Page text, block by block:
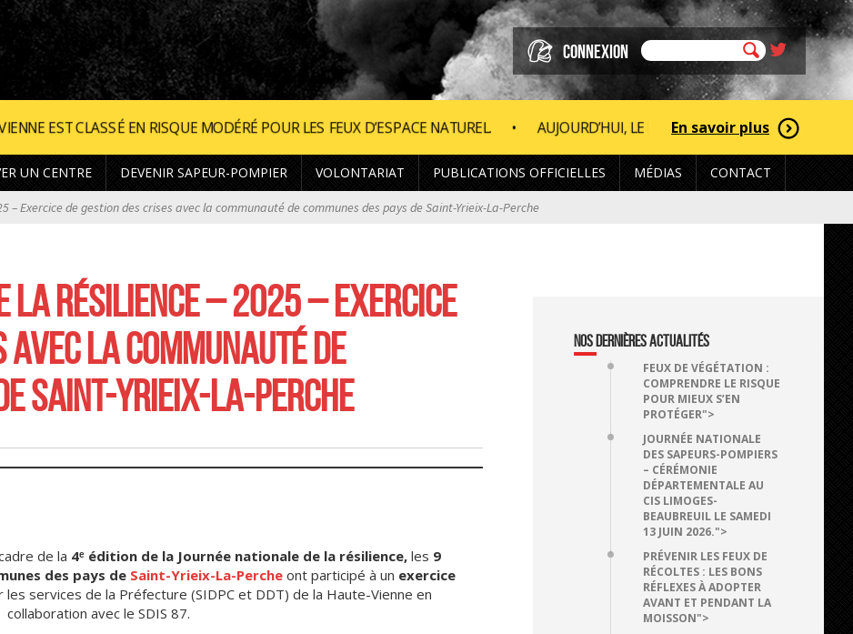
CONNEXION
RISQUE MODÉRÉ POUR LES FEUX D’ESPACE NATUREL. •AUJOURD’HUI, LE DÉPARTEMENT DE LA HAUTE-VIENNE EST CLASSÉ
En savoir plus
UN CENTRE DEVENIR SAPEUR-POMPIER VOLONTARIAT PUBLICATIONS OFFICIELLES MÉDIAS CONTACT
– Exercice de gestion des crises avec la communauté de communes des pays de Saint-Yrieix-La-Perche
LA RÉSILIENCE – 2025 – EXERCICE
AVEC LA COMMUNAUTÉ DE
SAINT-YRIEIX-LA-PERCHE
de la 4ᵉ édition de la Journée nationale de la résilience,les 9
des pays de Saint-Yrieix-La-Perche ont participé à un exercice
les services de la Préfecture (SIDPC et DDT) de la Haute-Vienne en
collaboration avec le SDIS 87.
NOS DERNIÈRES ACTUALITÉS
FEUX DE VÉGÉTATION :
COMPRENDRE LE RISQUE
POUR MIEUX S’EN
PROTÉGER">
JOURNÉE NATIONALE
DES SAPEURS-POMPIERS
– CÉRÉMONIE
DÉPARTEMENTALE AU
CIS LIMOGES-
BEAUBREUIL LE SAMEDI
13 JUIN 2026.">
PRÉVENIR LES FEUX DE
RÉCOLTES : LES BONS
RÉFLEXES À ADOPTER
AVANT ET PENDANT LA
MOISSON">